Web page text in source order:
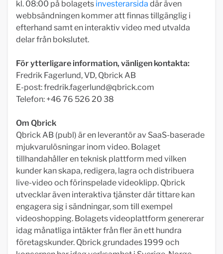
kl. 08:00 på bolagets investerarsida där även
webbsändningen kommer att finnas tillgänglig i
efterhand samt en interaktiv video med utvalda
delar från bokslutet.
För ytterligare information, vänligen kontakta:
Fredrik Fagerlund, VD, Qbrick AB
E-post:fredrik.fagerlund@qbrick.com
Telefon: +46 76 526 20 38
Om Qbrick
Qbrick AB (publ) är en leverantör av SaaS-baserade
mjukvarulösningar inom video. Bolaget
tillhandahåller en teknisk plattform med vilken
kunder kan skapa, redigera, lagra och distribuera
live-video och förinspelade videoklipp. Qbrick
utvecklar även interaktiva tjänster där tittare kan
engagera sig i sändningar, som till exempel
videoshopping. Bolagets videoplattform genererar
idag månatliga intäkter från fler än ett hundra
företagskunder. Qbrick grundades 1999 och